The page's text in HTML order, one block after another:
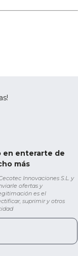
en enterarte de
más
Innovaciones S.L. y
ofertas y
es el
suprimir y otros